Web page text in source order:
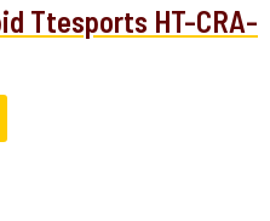
Ttesports HT-CRA-